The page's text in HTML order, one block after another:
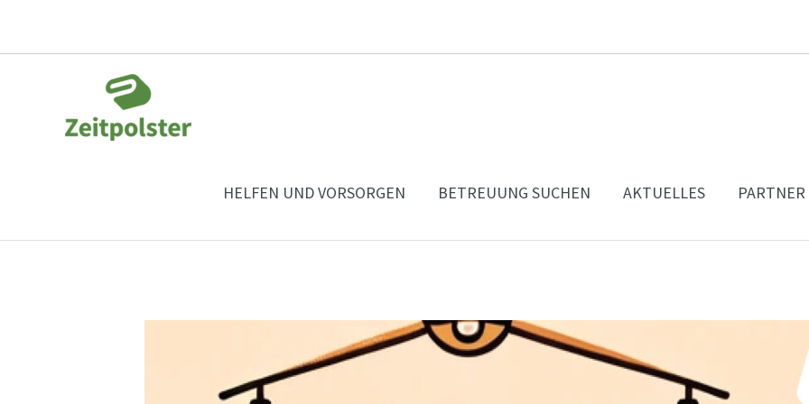
springen
HELFEN UND VORSORGEN BETREUUNG SUCHEN AKTUELLES